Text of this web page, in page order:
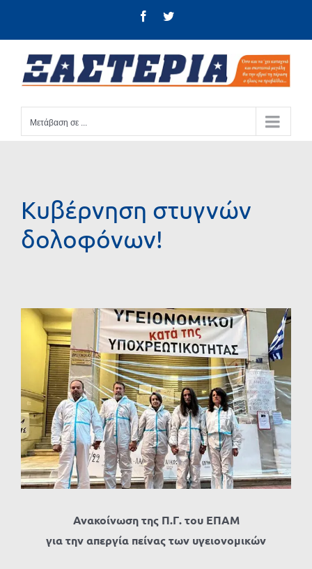
FacebookTwitter
Μετάβαση σε ...
Κυβέρνηση στυγνών
δολοφόνων!
Προβολή
μεγαλύτερης
εικόνας
Ανακοίνωση της Π.Γ. του ΕΠΑΜ
για την απεργία πείνας των υγειονομικών